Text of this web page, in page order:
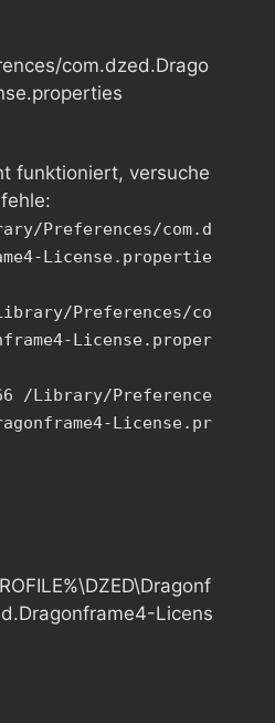
com.dzed.Drago
funktioniert, versuche
Preferences/com.d
License.propertie
Preferences/co
License.proper
/Library/Preference
License.pr
Licens